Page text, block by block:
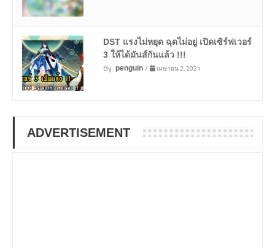
DST แรงไม่หยุด ฉุดไม่อยู่ เปิดเซิร์ฟเวอร์
3 ให้ได้มันส์กันแล้ว !!!
By penguin/ เมษายน 2, 2021
ADVERTISEMENT